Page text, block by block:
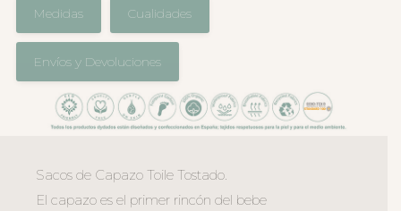
Medidas Cualidades
Envíos y Devoluciones
Sacos de Capazo Toile Tostado.
El capazo es el primer rincón del bebe